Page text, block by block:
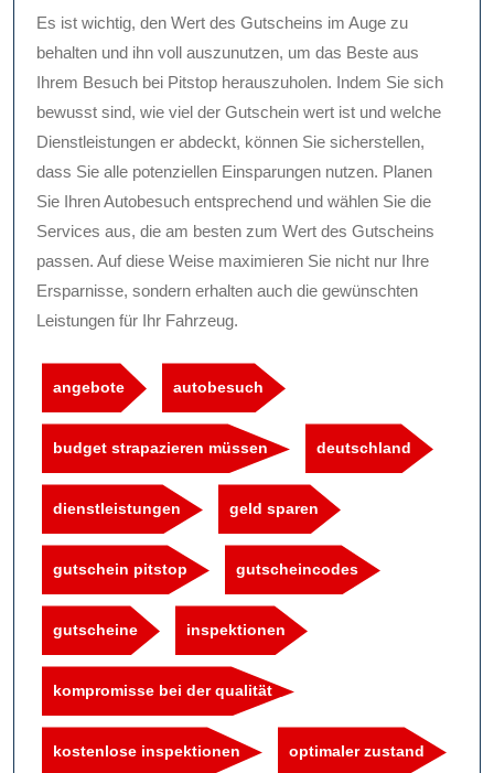
Es ist wichtig, den Wert des Gutscheins im Auge zu
behalten und ihn voll auszunutzen, um das Beste aus
Ihrem Besuch bei Pitstop herauszuholen. Indem Sie sich
bewusst sind, wie viel der Gutschein wert ist und welche
Dienstleistungen er abdeckt, können Sie sicherstellen,
dass Sie alle potenziellen Einsparungen nutzen. Planen
Sie Ihren Autobesuch entsprechend und wählen Sie die
Services aus, die am besten zum Wert des Gutscheins
passen. Auf diese Weise maximieren Sie nicht nur Ihre
Ersparnisse, sondern erhalten auch die gewünschten
Leistungen für Ihr Fahrzeug.
angebote autobesuch
budget strapazieren müssen deutschland
dienstleistungen geld sparen
gutschein pitstop gutscheincodes
gutscheine inspektionen
kompromisse bei der qualität
kostenlose inspektionen optimaler zustand